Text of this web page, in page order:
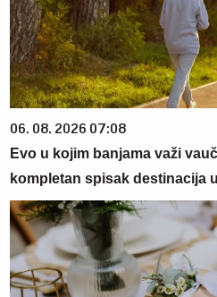
06. 08. 2026 07:08
Evo u kojim banjama važi
kompletan spisak destinacija